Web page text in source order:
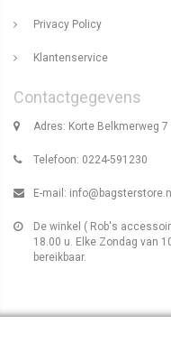
Privacy Policy
Klantenservice
Contactgegevens
Adres: Korte Belkmerweg
Telefoon: 0224-591230
E-mail: info@bagsterstore.nl
De winkel ( Rob's
18.00 u. Elke Zondag van
bereikbaar.